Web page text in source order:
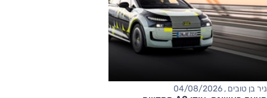
ניר בן טובים , 04/08/2026